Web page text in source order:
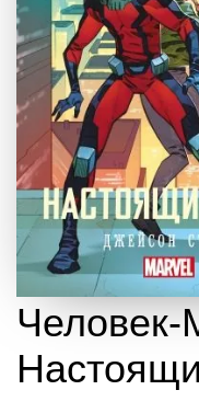
Человек-